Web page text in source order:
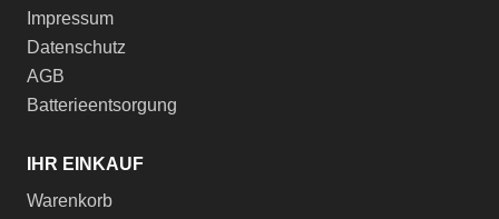
Impressum
Datenschutz
AGB
Batterieentsorgung
IHR EINKAUF
Warenkorb